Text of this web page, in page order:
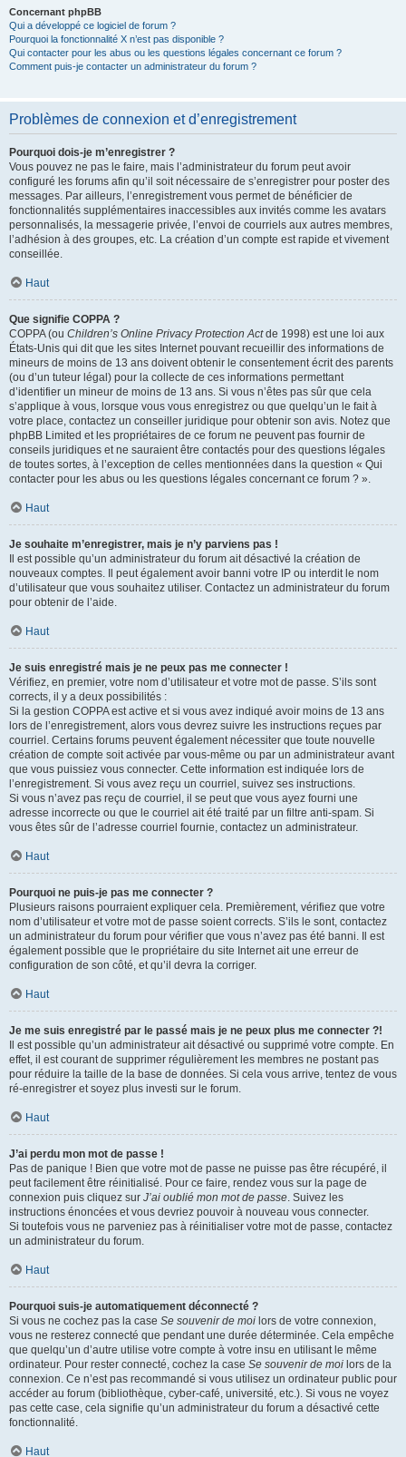
Concernant phpBB
Qui a développé ce logiciel de forum ?
Pourquoi la fonctionnalité X n’est pas disponible ?
Qui contacter pour les abus ou les questions légales concernant ce forum ?
Comment puis-je contacter un administrateur du forum ?
Problèmes de connexion et d’enregistrement
Pourquoi dois-je m’enregistrer ?
Vous pouvez ne pas le faire, mais l’administrateur du forum peut avoir
configuré les forums afin qu’il soit nécessaire de s’enregistrer pour poster des
messages. Par ailleurs, l’enregistrement vous permet de bénéficier de
fonctionnalités supplémentaires inaccessibles aux invités comme les avatars
personnalisés, la messagerie privée, l’envoi de courriels aux autres membres,
l’adhésion à des groupes, etc. La création d’un compte est rapide et vivement
conseillée.
Haut
Que signifie COPPA ?
COPPA (ou Children’s Online Privacy Protection Actde 1998) est une loi aux
États-Unis qui dit que les sites Internet pouvant recueillir des informations de
mineurs de moins de 13 ans doivent obtenir le consentement écrit des parents
(ou d’un tuteur légal) pour la collecte de ces informations permettant
d’identifier un mineur de moins de 13 ans. Si vous n’êtes pas sûr que cela
s’applique à vous, lorsque vous vous enregistrez ou que quelqu’un le fait à
votre place, contactez un conseiller juridique pour obtenir son avis. Notez que
phpBB Limited et les propriétaires de ce forum ne peuvent pas fournir de
conseils juridiques et ne sauraient être contactés pour des questions légales
de toutes sortes, à l’exception de celles mentionnées dans la question « Qui
contacter pour les abus ou les questions légales concernant ce forum ? ».
Haut
Je souhaite m’enregistrer, mais je n’y parviens pas !
Il est possible qu’un administrateur du forum ait désactivé la création de
nouveaux comptes. Il peut également avoir banni votre IP ou interdit le nom
d’utilisateur que vous souhaitez utiliser. Contactez un administrateur du forum
pour obtenir de l’aide.
Haut
Je suis enregistré mais je ne peux pas me connecter !
Vérifiez, en premier, votre nom d’utilisateur et votre mot de passe. S’ils sont
corrects, il y a deux possibilités :
Si la gestion COPPA est active et si vous avez indiqué avoir moins de 13 ans
lors de l’enregistrement, alors vous devrez suivre les instructions reçues par
courriel. Certains forums peuvent également nécessiter que toute nouvelle
création de compte soit activée par vous-même ou par un administrateur avant
que vous puissiez vous connecter. Cette information est indiquée lors de
l’enregistrement. Si vous avez reçu un courriel, suivez ses instructions.
Si vous n’avez pas reçu de courriel, il se peut que vous ayez fourni une
adresse incorrecte ou que le courriel ait été traité par un filtre anti-spam. Si
vous êtes sûr de l’adresse courriel fournie, contactez un administrateur.
Haut
Pourquoi ne puis-je pas me connecter ?
Plusieurs raisons pourraient expliquer cela. Premièrement, vérifiez que votre
nom d’utilisateur et votre mot de passe soient corrects. S’ils le sont, contactez
un administrateur du forum pour vérifier que vous n’avez pas été banni. Il est
également possible que le propriétaire du site Internet ait une erreur de
configuration de son côté, et qu’il devra la corriger.
Haut
Je me suis enregistré par le passé mais je ne peux plus me connecter ?!
Il est possible qu’un administrateur ait désactivé ou supprimé votre compte. En
effet, il est courant de supprimer régulièrement les membres ne postant pas
pour réduire la taille de la base de données. Si cela vous arrive, tentez de vous
ré-enregistrer et soyez plus investi sur le forum.
Haut
J’ai perdu mon mot de passe !
Pas de panique ! Bien que votre mot de passe ne puisse pas être récupéré, il
peut facilement être réinitialisé. Pour ce faire, rendez vous sur la page de
connexion puis cliquez sur J’ai oublié mon mot de passe. Suivez les
instructions énoncées et vous devriez pouvoir à nouveau vous connecter.
Si toutefois vous ne parveniez pas à réinitialiser votre mot de passe, contactez
un administrateur du forum.
Haut
Pourquoi suis-je automatiquement déconnecté ?
Si vous ne cochez pas la case Se souvenir de moi lors de votre connexion,
vous ne resterez connecté que pendant une durée déterminée. Cela empêche
que quelqu’un d’autre utilise votre compte à votre insu en utilisant le même
ordinateur. Pour rester connecté, cochez la case Se souvenir de moi lors de la
connexion. Ce n’est pas recommandé si vous utilisez un ordinateur public pour
accéder au forum (bibliothèque, cyber-café, université, etc.). Si vous ne voyez
pas cette case, cela signifie qu’un administrateur du forum a désactivé cette
fonctionnalité.
Haut